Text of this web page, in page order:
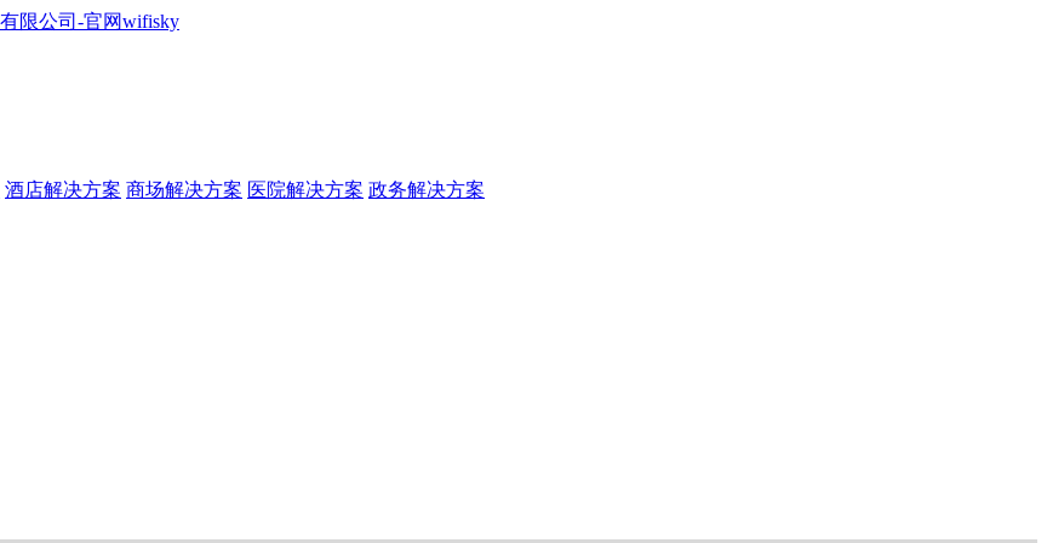
酒店解决方案 商场解决方案 医院解决方案 政务解决方案